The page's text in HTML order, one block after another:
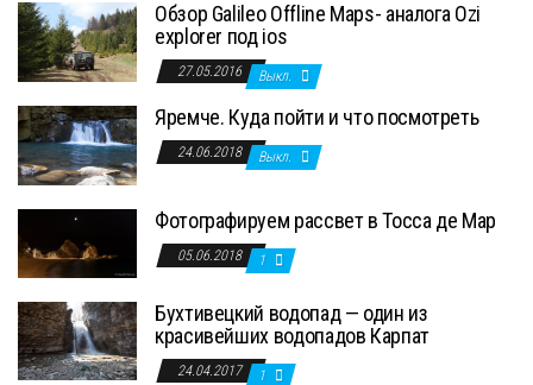
Обзор Galileo Offline Maps- аналога Ozi
explorer под ios
27.05.2016 Выкл.
Яремче. Куда пойти и что посмотреть
24.06.2018 Выкл.
Фотографируем рассвет в Тосса де Мар
05.06.2018 1
Бухтивецкий водопад — один из
красивейших водопадов Карпат
24.04.2017 1